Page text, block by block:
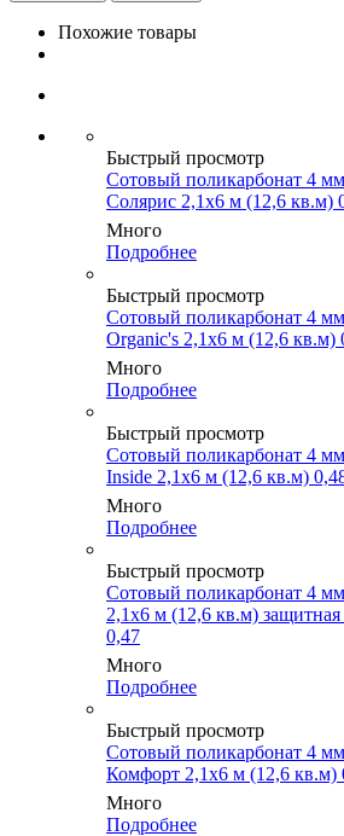
Похожие товары
Быстрый просмотр
Сотовый поликарбонат 4
Солярис 2,1х6 м (12,6 кв.м)
Много
Подробнее
Быстрый просмотр
Сотовый поликарбонат 4
Organic's 2,1х6 м (12,6 кв.м)
Много
Подробнее
Быстрый просмотр
Сотовый поликарбонат 4
Inside 2,1х6 м (12,6 кв.м)
Много
Подробнее
Быстрый просмотр
Сотовый поликарбонат 4
2,1х6 м (12,6 кв.м)
0,47
Много
Подробнее
Быстрый просмотр
Сотовый поликарбонат 4
Комфорт 2,1х6 м (12,6 кв.м)
Много
Подробнее